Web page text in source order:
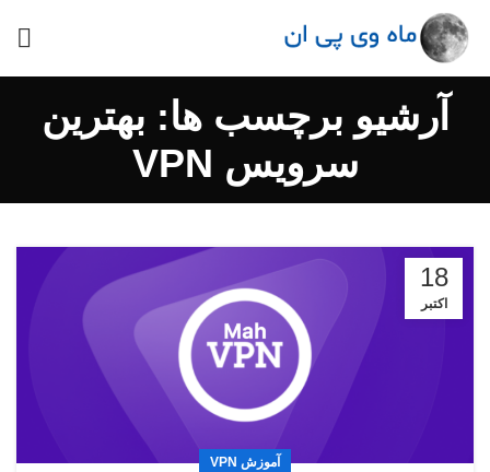
آرشیو برچسب ها: بهترین
سرویس VPN
18
اکتبر
آموزش VPN